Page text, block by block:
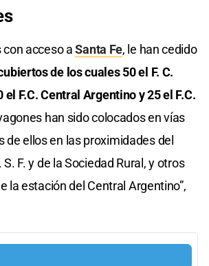
con acceso aSanta Fe, le han cedido
de los cuales 50 el F. C.
F.C. Central Argentino y 25 el F.C.
han sido colocados en vías
de ellos en las proximidades del
S. F. y de la Sociedad Rural, y otros
la estación del Central Argentino”,